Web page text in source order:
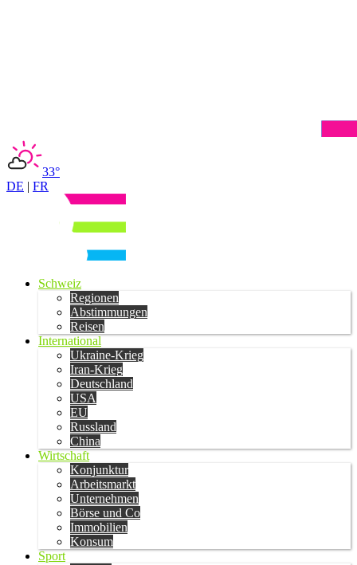
33°
DE | FR
Schweiz
Regionen
Abstimmungen
Reisen
International
Ukraine-Krieg
Iran-Krieg
Deutschland
USA
EU
Russland
China
Wirtschaft
Konjunktur
Arbeitsmarkt
Unternehmen
Börse und Co
Immobilien
Konsum
Sport